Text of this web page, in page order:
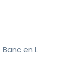
Banc en L